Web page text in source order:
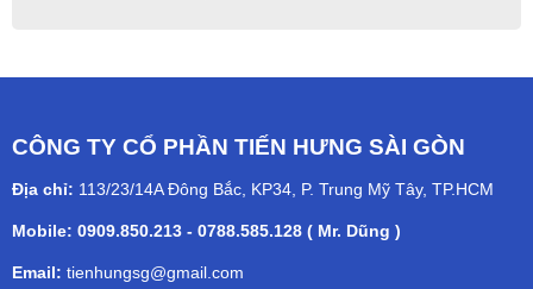
CÔNG TY CỔ PHẦN TIẾN HƯNG SÀI GÒN
Địa chỉ: 113/23/14A Đông Bắc, KP34, P. Trung Mỹ Tây, TP.HCM
Mobile: 0909.850.213 - 0788.585.128 ( Mr. Dũng )
Email: tienhungsg@gmail.com